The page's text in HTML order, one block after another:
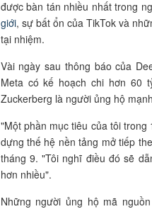
được bàn tán nhiều nhất trong
giới, sự bất ổn của TikTok và
tại nhiệm.
Vài ngày sau thông báo của
Meta có kế hoạch chi hơn 60
Zuckerberg là người ủng hộ
"Một phần mục tiêu của tôi
dựng thế hệ nền tảng mở tiếp
tháng 9. "Tôi nghĩ điều đó sẽ
hơn nhiều".
Những người ủng hộ mã